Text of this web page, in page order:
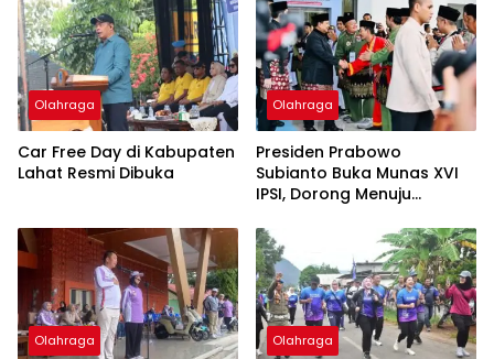
Olahraga
Car Free Day di Kabupaten
Lahat Resmi Dibuka
Olahraga
Presiden Prabowo
Subianto Buka Munas XVI
IPSI, Dorong Menuju
Olahraga Olahraga